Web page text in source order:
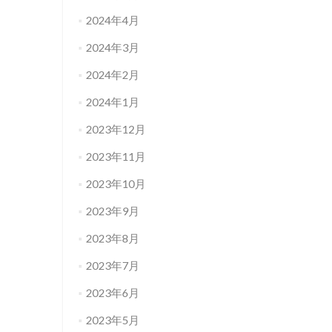
2024年4月
2024年3月
2024年2月
2024年1月
2023年12月
2023年11月
2023年10月
2023年9月
2023年8月
2023年7月
2023年6月
2023年5月